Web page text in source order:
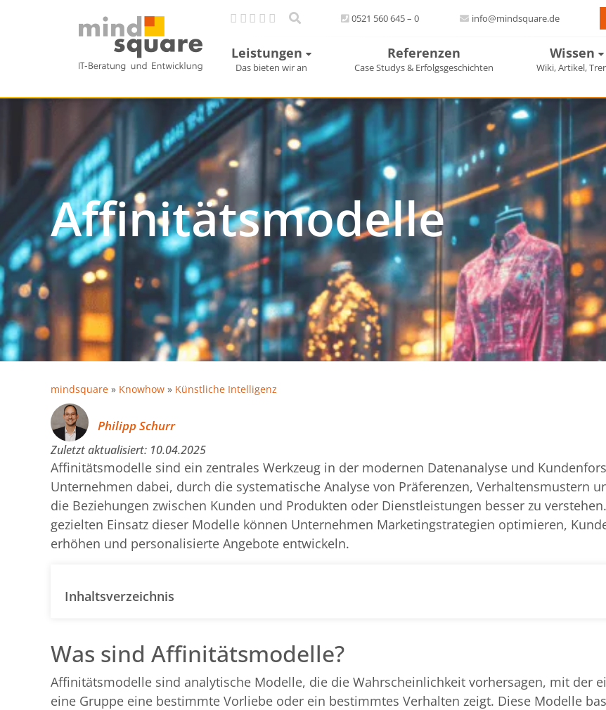
0521 560 645 – 0 info@mindsquare.de
Leistungen
Das bieten wir an
Referenzen
Case Studys & Erfolgsgeschichten
Wissen
Wiki, Artikel,
Affinitätsmodelle
mindsquare » Knowhow » Künstliche Intelligenz
Philipp Schurr
Zuletzt aktualisiert: 10.04.2025
Affinitätsmodelle sind ein zentrales Werkzeug in der modernen Datenanalyse und
Unternehmen dabei, durch die systematische Analyse von Präferenzen, Verhaltensmustern
die Beziehungen zwischen Kunden und Produkten oder Dienstleistungen besser zu
gezielten Einsatz dieser Modelle können Unternehmen Marketingstrategien optimieren,
erhöhen und personalisierte Angebote entwickeln.
Inhaltsverzeichnis
Was sind Affinitätsmodelle?
Affinitätsmodelle sind analytische Modelle, die die Wahrscheinlichkeit vorhersagen, mit der
eine Gruppe eine bestimmte Vorliebe oder ein bestimmtes Verhalten zeigt. Diese Modelle